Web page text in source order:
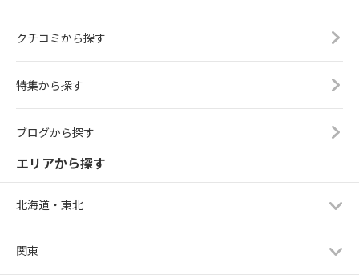
クチコミから探す
特集から探す
ブログから探す
エリアから探す
北海道・東北
関東